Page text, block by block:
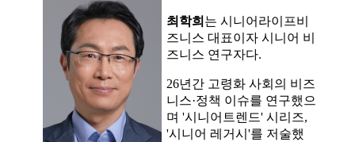
최학희 는 시니어라이프비
즈니스 대표이자 시니어 비
즈니스 연구자다.
26년간 고령화 사회의 비즈
니스·정책 이슈를 연구했으
며 '시니어트렌드' 시리즈,
'시니어 레거시'를 저술했